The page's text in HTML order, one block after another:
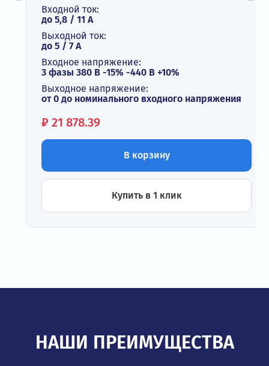
Входной ток:
до 5,8 / 11 А
Выходной ток:
до 5 / 7 A
Входное напряжение:
3 фазы 380 В -15% -440 В +10%
Выходное напряжение:
от 0 до номинального входного напряжения
Цена:
₽ 21 878.39
В корзину
Купить в 1 клик
НАШИ ПРЕИМУЩЕСТВА